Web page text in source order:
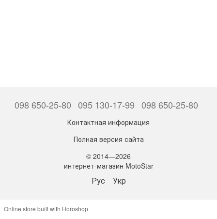
098 650-25-80 095 130-17-99 098 650-25-80
Контактная информация
Полная версия сайта
© 2014—2026
интернет-магазин MotoStar
Рус Укр
Online store built with Horoshop